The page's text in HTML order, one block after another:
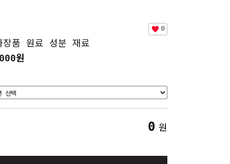
0
장품 원료 성분 재료
원
0 원